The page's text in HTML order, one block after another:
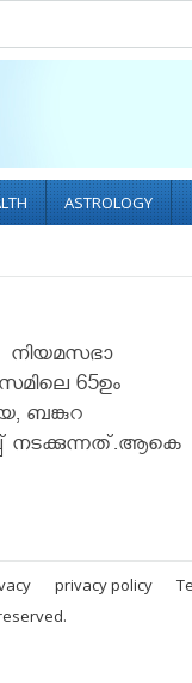
ASTROLOGY
65ഉം
ബങ്കുറ
നടക്കുന്നത്.ആകെ
privacy policy